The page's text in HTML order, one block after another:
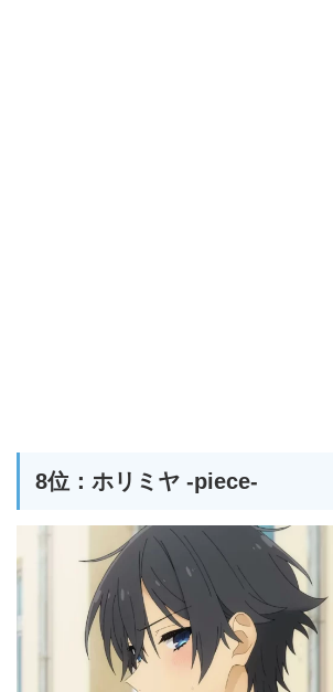
8位：ホリミヤ -piece-